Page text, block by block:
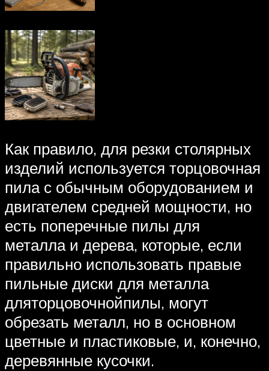
Как правило, для резки столярных
изделий используется торцовочная
пила с обычным оборудованием и
двигателем средней мощности, но
есть поперечные пилы для
металла и дерева, которые, если
правильно использовать правые
пильные диски для металла
дляторцовочнойпилы, могут
обрезать металл, но в основном
цветные и пластиковые, и, конечно,
деревянные кусочки.